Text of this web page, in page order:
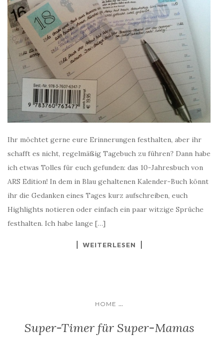
Ihr möchtet gerne eure Erinnerungen festhalten, aber ihr
schafft es nicht, regelmäßig Tagebuch zu führen? Dann habe
ich etwas Tolles für euch gefunden: das 10-Jahresbuch von
ARS Edition! In dem in Blau gehaltenen Kalender-Buch könnt
ihr die Gedanken eines Tages kurz aufschreiben, euch
Highlights notieren oder einfach ein paar witzige Sprüche
festhalten. Ich habe lange […]
WEITERLESEN
HOME ...
Super-Timer für Super-Mamas